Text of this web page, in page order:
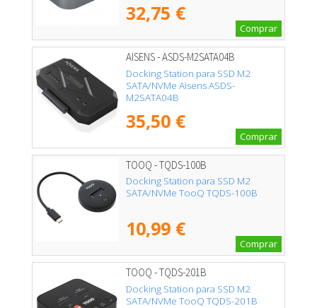
32,75 €
Comprar
AISENS - ASDS-M2SATA04B
Docking Station para SSD M2
SATA/NVMe Aisens ASDS-
M2SATA04B
35,50 €
Comprar
TOOQ - TQDS-100B
Docking Station para SSD M2
SATA/NVMe TooQ TQDS-100B
10,99 €
Comprar
TOOQ - TQDS-201B
Docking Station para SSD M2
SATA/NVMe TooQ TQDS-201B